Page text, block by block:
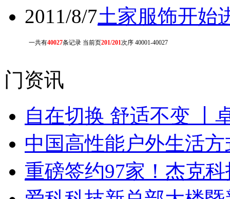
2011/8/7土家服饰开始
一共有40027条记录 当前页201/201次序 40001-40027
门资讯
自在切换 舒适不变 丨
中国高性能户外生活
重磅签约97家！杰克